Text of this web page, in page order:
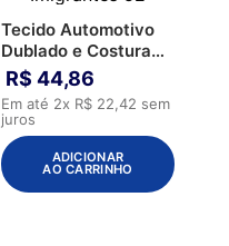
Tecido Automotivo
Dublado e Costurado
Imigrantes 52
R$ 44,86
Em até 2x R$ 22,42 sem
juros
ADICIONAR
AO CARRINHO